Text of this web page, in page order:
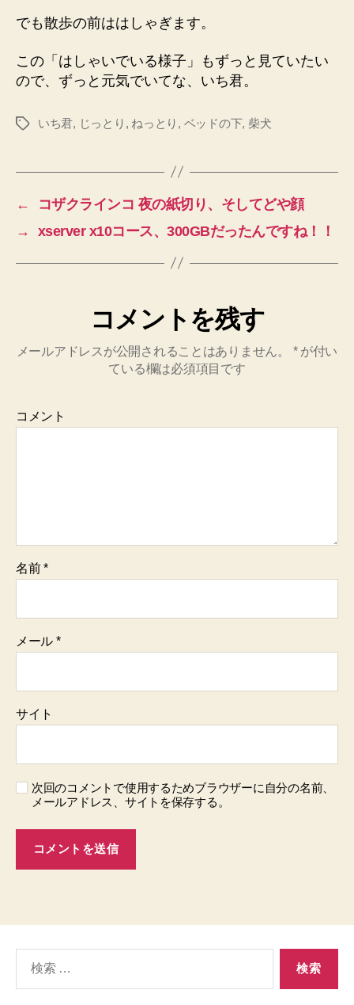
でも散歩の前ははしゃぎます。
この「はしゃいでいる様子」もずっと見ていたい
ので、ずっと元気でいてな、いち君。
タ
いち君, じっとり , ねっとり , ベッドの下, 柴犬
←
コザクラインコ 夜の紙切り、そしてどや顔
→
xserver x10コース、300GBだったんですね！！
コメントを残す
メールアドレスが公開されることはありません。 *が付い
ている欄は必須項目です
コメント
名前*
メール *
サイト
次回のコメントで使用するためブラウザーに自分の名前、
メールアドレス、サイトを保存する。